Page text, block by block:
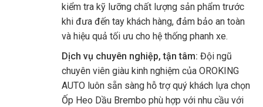
kiểm tra kỹ lưỡng chất lượng sản phẩm trước
khi đưa đến tay khách hàng, đảm bảo an toàn
và hiệu quả tối ưu cho hệ thống phanh xe.
Dịch vụ chuyên nghiệp, tận tâm: Đội ngũ
chuyên viên giàu kinh nghiệm của OROKING
AUTO luôn sẵn sàng hỗ trợ quý khách lựa chọn
Ốp Heo Dầu Brembo phù hợp với nhu cầu với